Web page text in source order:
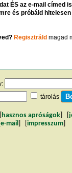
ÉS az e-mail címed
és próbáld
Regisztráldmagad
tárolás
hasznos apróságok
e-mail impresszum]